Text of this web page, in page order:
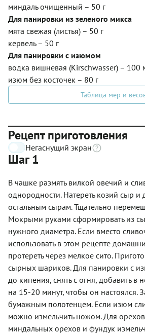
миндаль очищенный – 50 г
Для панировки из зеленого микса
мята свежая (листья) – 50 г
кервель – 50 г
Для панировки с изюмом
водка вишневая (Kirschwasser) – 100
изюм без косточек – 80 г
Таблица мер и
Рецепт приготовления
Негаснущий экран
Шаг 1
В чашке размять вилкой овечий и
однородности. Натереть козий сыр и
остальным сырам. Тщательно
Мокрыми руками сформировать из
нужного диаметра. Если вместо
использовать в этом рецепте
протереть через мелкое сито.
сырных шариков. Для панировки с
до кипения, снять с огня, добавить в
на 15-20 минут, чтобы он настоялся.
бумажным полотенцем. Если изюм
можно измельчить ножом. Для
миндальных орехов и фундук